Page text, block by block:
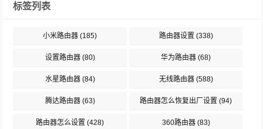
标签列表
小米路由器 (185) 路由器设置 (338)
设置路由器(80) 华为路由器 (68)
水星路由器(84) 无线路由器(588)
腾达路由器(63) 路由器怎么恢复出厂设置 (94)
路由器怎么设置 (428) 360路由器(83)